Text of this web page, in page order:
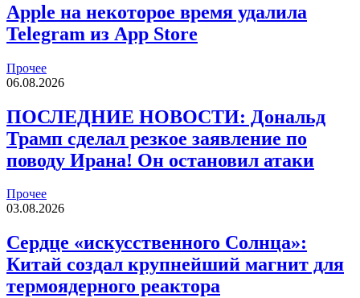
Apple на некоторое время удалила
Telegram из App Store
Прочее
06.08.2026
ПОСЛЕДНИЕ НОВОСТИ: Дональд
Трамп сделал резкое заявление по
поводу Ирана! Он остановил атаки
Прочее
03.08.2026
Сердце «искусственного Солнца»:
Китай создал крупнейший магнит для
термоядерного реактора